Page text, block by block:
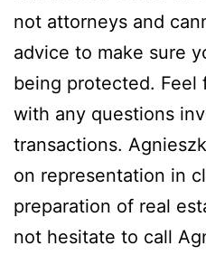
not attorneys and
advice to make sure
being protected. Feel
with any questions
transactions.
on representation in
preparation of real
not hesitate to call